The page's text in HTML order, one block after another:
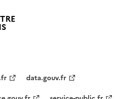
data.gouv.fr